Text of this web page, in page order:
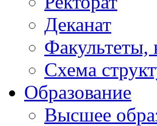
Деканат
Факультеты,
Схема
Образование
Высшее